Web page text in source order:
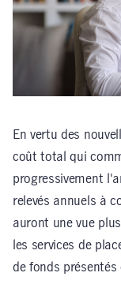
En vertu des
coût total qui
progressivement
relevés annuels à
auront une vue
les services de
de fonds présentés